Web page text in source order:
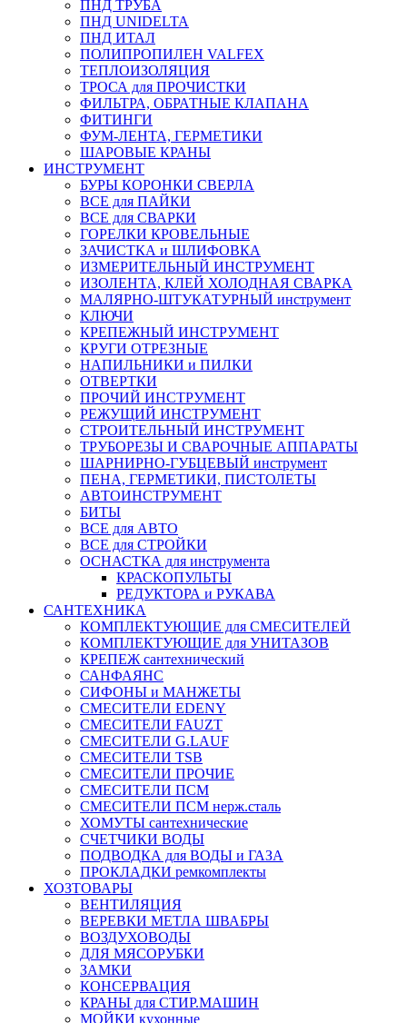
ПНД ТРУБА
ПНД UNIDELTA
ПНД ИТАЛ
ПОЛИПРОПИЛЕН VALFEX
ТЕПЛОИЗОЛЯЦИЯ
ТРОСА для ПРОЧИСТКИ
ФИЛЬТРА, ОБРАТНЫЕ КЛАПАНА
ФИТИНГИ
ФУМ-ЛЕНТА, ГЕРМЕТИКИ
ШАРОВЫЕ КРАНЫ
ИНСТРУМЕНТ
БУРЫ КОРОНКИ СВЕРЛА
ВСЕ для ПАЙКИ
ВСЕ для СВАРКИ
ГОРЕЛКИ КРОВЕЛЬНЫЕ
ЗАЧИСТКА и ШЛИФОВКА
ИЗМЕРИТЕЛЬНЫЙ ИНСТРУМЕНТ
ИЗОЛЕНТА, КЛЕЙ ХОЛОДНАЯ СВАРКА
МАЛЯРНО-ШТУКАТУРНЫЙ инструмент
КЛЮЧИ
КРЕПЕЖНЫЙ ИНСТРУМЕНТ
КРУГИ ОТРЕЗНЫЕ
НАПИЛЬНИКИ и ПИЛКИ
ОТВЕРТКИ
ПРОЧИЙ ИНСТРУМЕНТ
РЕЖУЩИЙ ИНСТРУМЕНТ
СТРОИТЕЛЬНЫЙ ИНСТРУМЕНТ
ТРУБОРЕЗЫ И СВАРОЧНЫЕ АППАРАТЫ
ШАРНИРНО-ГУБЦЕВЫЙ инструмент
ПЕНА, ГЕРМЕТИКИ, ПИСТОЛЕТЫ
АВТОИНСТРУМЕНТ
БИТЫ
ВСЕ для АВТО
ВСЕ для СТРОЙКИ
ОСНАСТКА для инструмента
КРАСКОПУЛЬТЫ
РЕДУКТОРА и РУКАВА
САНТЕХНИКА
КОМПЛЕКТУЮЩИЕ для СМЕСИТЕЛЕЙ
КОМПЛЕКТУЮЩИЕ для УНИТАЗОВ
КРЕПЕЖ сантехнический
САНФАЯНС
СИФОНЫ и МАНЖЕТЫ
СМЕСИТЕЛИ EDENY
СМЕСИТЕЛИ FAUZT
СМЕСИТЕЛИ G.LAUF
СМЕСИТЕЛИ TSB
СМЕСИТЕЛИ ПРОЧИЕ
СМЕСИТЕЛИ ПСМ
СМЕСИТЕЛИ ПСМ нерж.сталь
ХОМУТЫ сантехнические
СЧЕТЧИКИ ВОДЫ
ПОДВОДКА для ВОДЫ и ГАЗА
ПРОКЛАДКИ ремкомплекты
ХОЗТОВАРЫ
ВЕНТИЛЯЦИЯ
ВЕРЕВКИ МЕТЛА ШВАБРЫ
ВОЗДУХОВОДЫ
ДЛЯ МЯСОРУБКИ
ЗАМКИ
КОНСЕРВАЦИЯ
КРАНЫ для СТИР.МАШИН
МОЙКИ кухонные